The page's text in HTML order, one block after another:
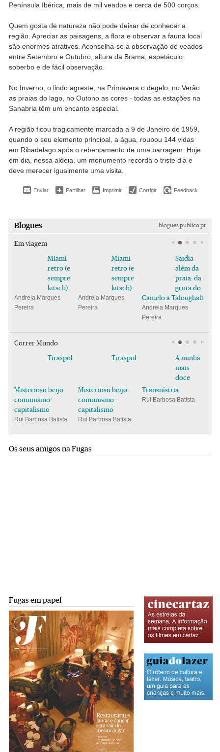
Península Ibérica, mais de mil veados e cerca de 500 corços.
Quem gosta de natureza não pode deixar de conhecer a
região. Apreciar as paisagens, a flora e observar a fauna local
são enormes atrativos. Aconselha-se a observação de veados
entre Setembro e Outubro, altura da Brama, espetáculo
soberbo e de fácil observação.
No Inverno, o lindo agreste, na Primavera o degelo, no Verão
as praias do lago, no Outono as cores - todas as estações na
Sanabria têm um encanto especial.
A região ficou tragicamente marcada a 9 de Janeiro de 1959,
quando o seu elemento principal, a água, roubou 144 vidas
em Ribadelago após o rebentamento de uma barragem. Hoje
em dia, nessa aldeia, um monumento recorda o triste dia e
deve merecer igualmente uma visita.
Enviar Partilhar Imprimir Corrigir Feedback
Blogues blogues.publico.pt
Em viagem
Miami
retro (e
sempre
kitsch)
Andreia Marques
Pereira
Miami
retro (e
sempre
kitsch)
Andreia Marques
Pereira
Saïdia
além da
praia: da
gruta do
Camelo a Tafoughalt
Andreia Marques
Pereira
Correr Mundo
Tiraspol:
Misterioso beijo
comunismo-
capitalismo
Rui Barbosa Batista
Tiraspol:
Misterioso beijo
comunismo-
capitalismo
Rui Barbosa Batista
A minha
mais
doce
Transnístria
Rui Barbosa Batista
Os seus amigos na Fugas
Fugas em papel